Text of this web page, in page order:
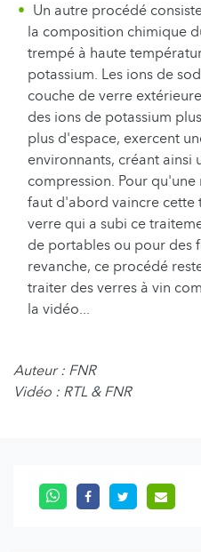
Un autre procédé
la composition chimique
trempé à haute
potassium. Les ions de
couche de verre
des ions de potassium
plus d'espace, exercent
environnants, créant ainsi
compression. Pour
faut d'abord vaincre cette
verre qui a subi ce
de portables ou pour des
revanche, ce procédé
traiter des verres à vin
la vidéo...
Auteur : FNR
Vidéo : RTL & FNR